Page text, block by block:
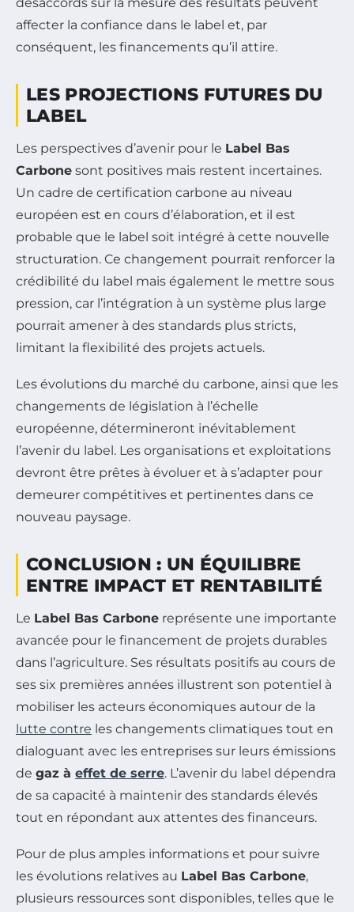
affecter la confiance dans le label et, par
conséquent, les financements qu’il attire.
LES PROJECTIONS FUTURES DU
LABEL
Les perspectives d’avenir pour le Label Bas
Carbone sont positives mais restent incertaines.
Un cadre de certification carbone au niveau
européen est en cours d’élaboration, et il est
probable que le label soit intégré à cette nouvelle
structuration. Ce changement pourrait renforcer la
crédibilité du label mais également le mettre sous
pression, car l’intégration à un système plus large
pourrait amener à des standards plus stricts,
limitant la flexibilité des projets actuels.
Les évolutions du marché du carbone, ainsi que les
changements de législation à l’échelle
européenne, détermineront inévitablement
l’avenir du label. Les organisations et exploitations
devront être prêtes à évoluer et à s’adapter pour
demeurer compétitives et pertinentes dans ce
nouveau paysage.
CONCLUSION : UN ÉQUILIBRE
ENTRE IMPACT ET RENTABILITÉ
Le Label Bas Carbone représente une importante
avancée pour le financement de projets durables
dans l’agriculture. Ses résultats positifs au cours de
ses six premières années illustrent son potentiel à
mobiliser les acteurs économiques autour de la
lutte contre les changements climatiques tout en
dialoguant avec les entreprises sur leurs émissions
de gaz à effet de serre. L’avenir du label dépendra
de sa capacité à maintenir des standards élevés
tout en répondant aux attentes des financeurs.
Pour de plus amples informations et pour suivre
les évolutions relatives au Label Bas Carbone,
plusieurs ressources sont disponibles, telles que le